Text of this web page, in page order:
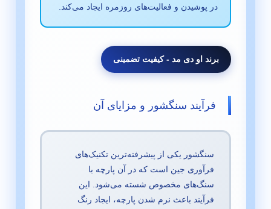
در پوشیدن و فعالیت‌های روزمره ایجاد می‌کند.
برند او دی مد - کیفیت تضمینی
فرآیند سنگشور و مزایای آن
سنگشور یکی از پیشرفته‌ترین تکنیک‌های
فرآوری جین است که در آن پارچه با
سنگ‌های مخصوص شسته می‌شود. این
فرآیند باعث نرم شدن پارچه، ایجاد رنگ